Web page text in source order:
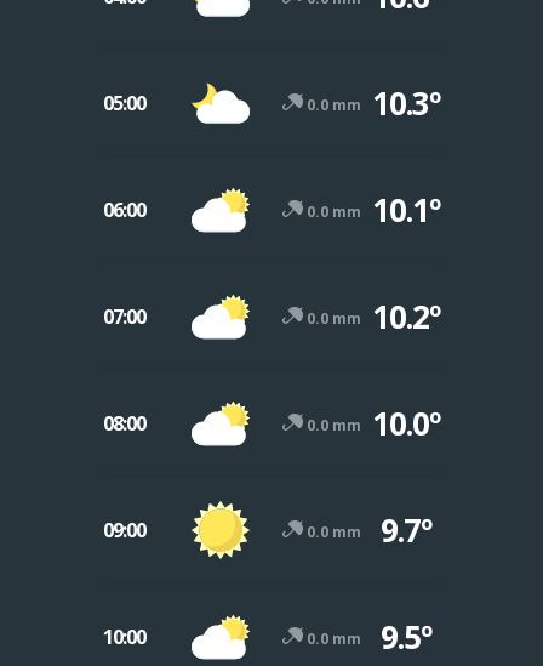
05:00 0.0 mm 10.3º
06:00 0.0 mm 10.1º
07:00 0.0 mm 10.2º
08:00 0.0 mm 10.0º
09:00 0.0 mm 9.7º
10:00 0.0 mm 9.5º